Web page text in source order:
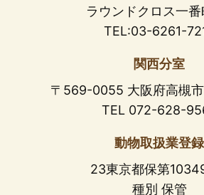
ラウンドクロス一
TEL:03-6261-
関西分室
〒569-0055 大阪府高槻
TEL 072-628-
動物取扱業登録
23東京都保第
種別 保管